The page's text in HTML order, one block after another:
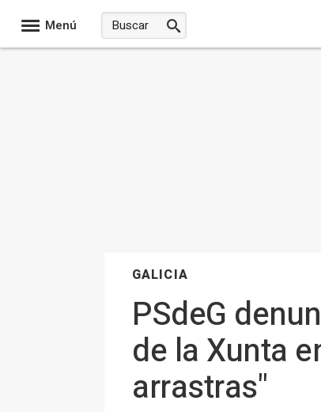
Menú
GALICIA
PSdeG
de la Xunta
arrastras"